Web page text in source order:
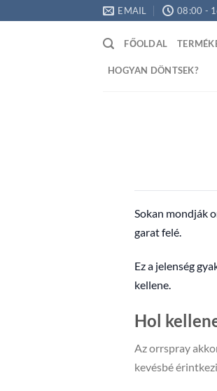
to
EMAIL 08:00 -
FŐOLDAL
HOGYAN DÖNTSEK?
Sokan mondják
garat felé.
Ez a jelenség
kellene.
Hol
Az orrspray
kevésbé